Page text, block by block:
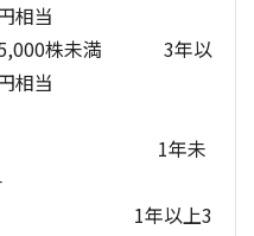
相当
株未満 3年以
当
以上 1年未
上 1年以上3